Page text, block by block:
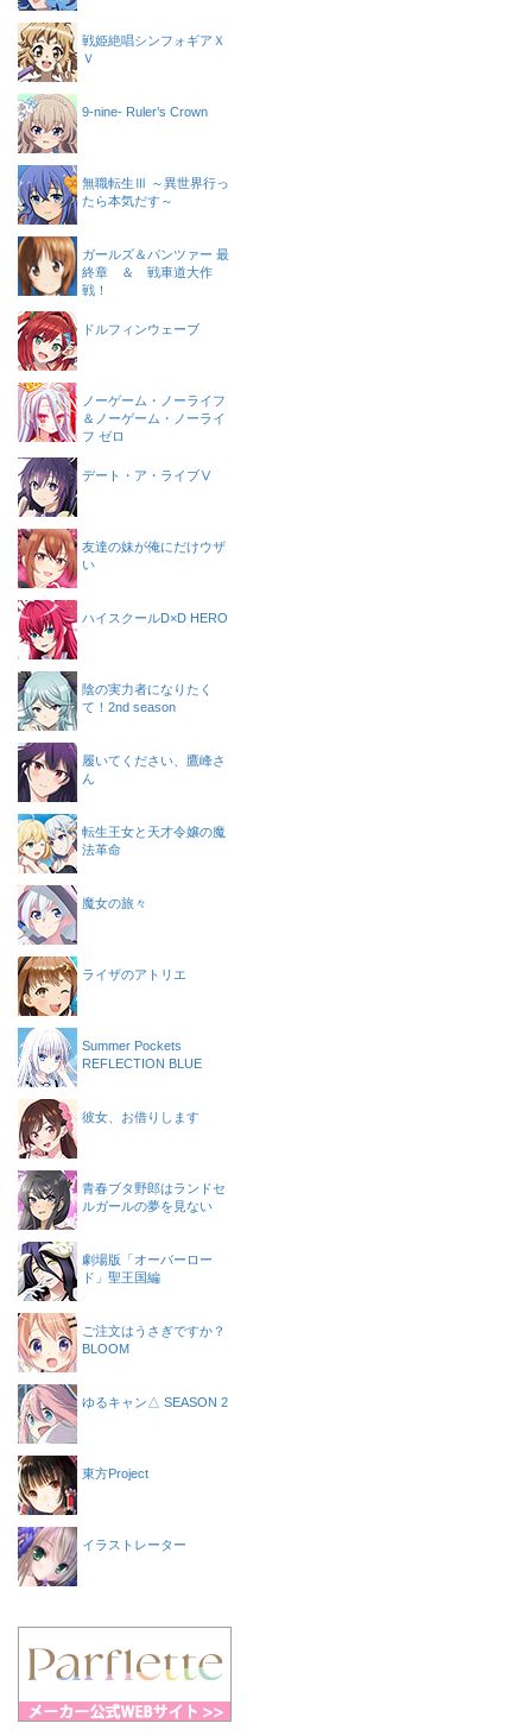
戦姫絶唱シンフォギアＸ
Ｖ
9-nine- Ruler’s Crown
無職転生Ⅲ ～異世界行っ
たら本気だす～
ガールズ＆パンツァー 最
終章 ＆ 戦車道大作
戦！
ドルフィンウェーブ
ノーゲーム・ノーライフ
＆ノーゲーム・ノーライ
フ ゼロ
デート・ア・ライブⅤ
友達の妹が俺にだけウザ
い
ハイスクールD×D HERO
陰の実力者になりたく
て！2nd season
履いてください、鷹峰さ
ん
転生王女と天才令嬢の魔
法革命
魔女の旅々
ライザのアトリエ
Summer Pockets
REFLECTION BLUE
彼女、お借りします
青春ブタ野郎はランドセ
ルガールの夢を見ない
劇場版「オーバーロー
ド」聖王国編
ご注文はうさぎですか？
BLOOM
ゆるキャン△ SEASON 2
東方Project
イラストレーター